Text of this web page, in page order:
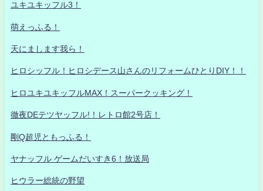
ユキユキッフル3！
萌えっふる！
天にまします我ら！
ヒロシッフル！ヒロシデース山さんのリフォームひとりDIY！！
ヒロユキユキッフルMAX！スーパークッキング！
徹夜DEテツヤッフル!！レトロ館2号店！
剛Q超児ともっふる！
ヤナッフル ゲームだいすき6！放送局
ヒウラー総統の野望